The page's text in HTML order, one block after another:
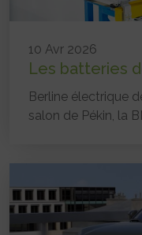
10 Avr 2026
Les batteries
Berline électrique
salon de Pékin, la